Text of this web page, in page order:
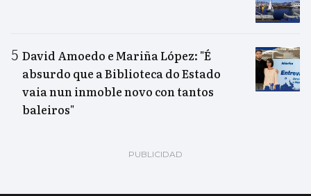
David Amoedo e Mariña López: "É
absurdo que a Biblioteca do Estado
vaia nun inmoble novo con tantos
baleiros"